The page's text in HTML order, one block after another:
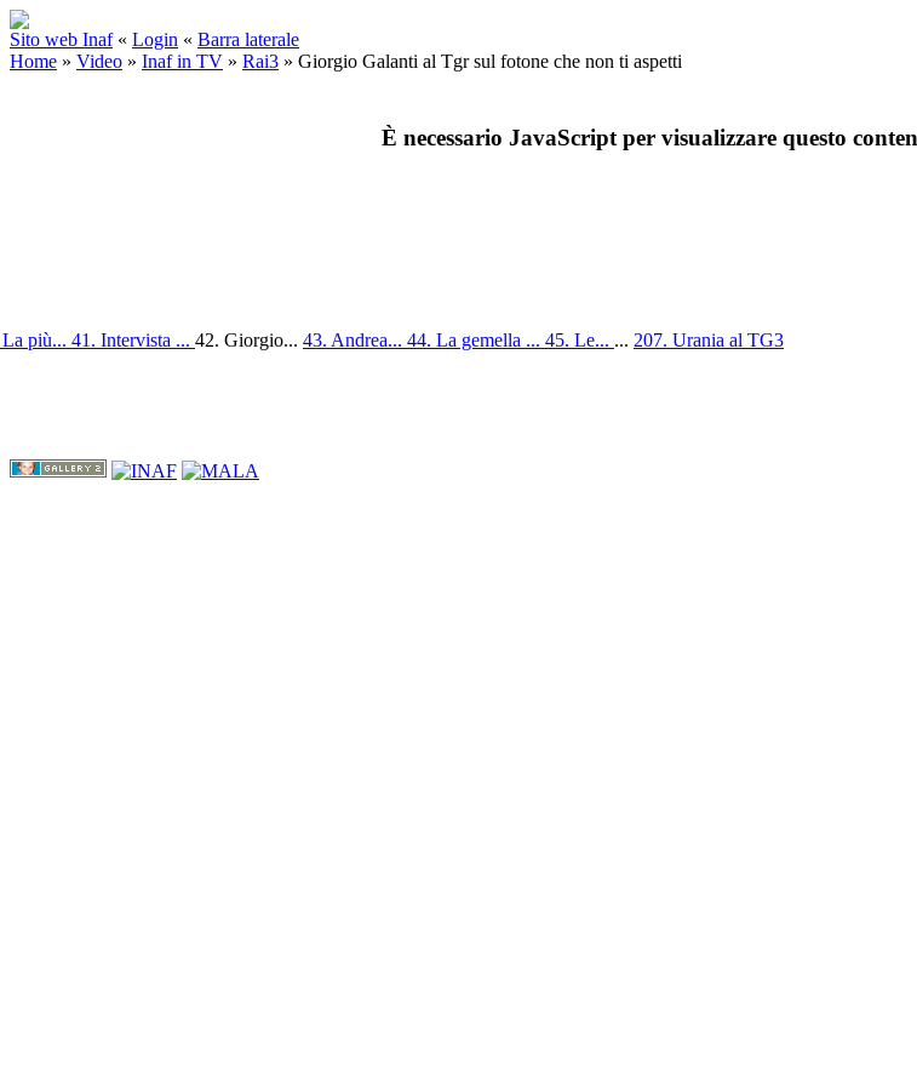
Sito web Inaf « Login « Barra laterale
Home » Video » Inaf in TV » Rai3 » Giorgio Galanti al Tgr sul fotone che non ti aspetti
È necessario JavaScript per visualizzare questo
più... 41. Intervista ... 42. Giorgio... 43. Andrea... 44. La gemella ... 45. Le... ... 207. Urania al TG3